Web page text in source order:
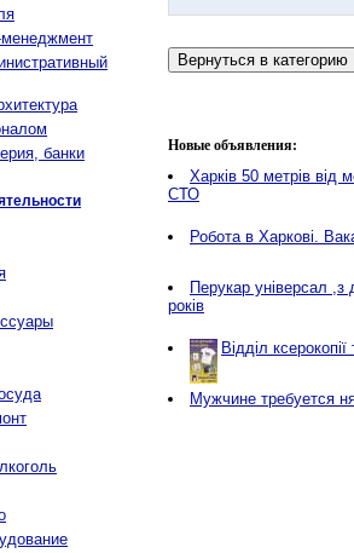
менеджмент
банки
Новые объявления:
Харків 50 метрів від
СТО
Робота в Харкові.
Перукар універсал ,з
років
Відділ
Мужчине требуется